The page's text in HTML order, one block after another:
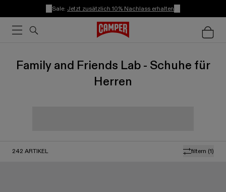
Sale: Jetzt zusätzlich 10% Nachlass erhalten
Family and Friends Lab - Schuhe für
Herren
filtern (1)
242 ARTIKEL